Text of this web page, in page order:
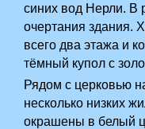
синих вод Нерли. В
очертания здания.
всего два этажа и
тёмный купол с
Рядом с церковью
несколько низких
окрашены в белый